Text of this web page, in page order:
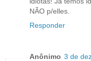
NÃO p/elles.
Responder
Anônimo 3 de